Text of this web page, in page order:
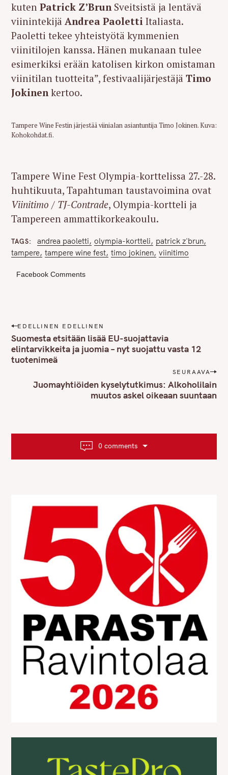
kuten Patrick Z’BrunSveitsistä ja lentävä
viinintekijä Andrea Paoletti Italiasta.
Paoletti tekee yhteistyötä kymmenien
viinitilojen kanssa. Hänen mukanaan tulee
esimerkiksi erään katolisen kirkon omistaman
viinitilan tuotteita”, festivaalijärjestäjä Timo
Jokinenkertoo.
Tampere Wine Festin järjestää viinialan asiantuntija Timo Jokinen. Kuva:
Kohokohdat.fi.
Tampere Wine Fest Olympia-korttelissa 27.-28.
huhtikuuta, Tapahtuman taustavoimina ovat
Viinitimo / TJ-Contrade, Olympia-kortteli ja
Tampereen ammattikorkeakoulu.
TAGS andrea paoletti olympia-kortteli
patrick z'brun
tampere tampere wine fest timo jokinen viinitimo
Facebook Comments
P
o
s
t
a
i
EDELLINEN EDELLINEN
Suomesta etsitään lisää EU-suojattavia
elintarvikkeita ja juomia – nyt suojattu vasta 12
tuotenimeä
SEURAAVA
Juomayhtiöiden kyselytutkimus: Alkoholilain
muutos askel oikeaan suuntaan
0 comments